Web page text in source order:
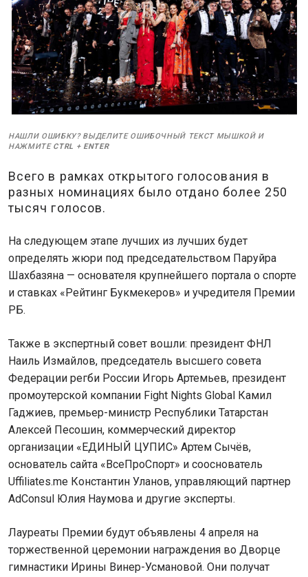
НАШЛИ ОШИБКУ? ВЫДЕЛИТЕ ОШИБОЧНЫЙ ТЕКСТ МЫШКОЙ И
НАЖМИТЕ CTRL + ENTER
Всего в рамках открытого голосования в
разных номинациях было отдано более 250
тысяч голосов.
На следующем этапе лучших из лучших будет
определять жюри под председательством Паруйра
Шахбазяна — основателя крупнейшего портала о спорте
и ставках «Рейтинг Букмекеров» и учредителя Премии
РБ.
Также в экспертный совет вошли: президент ФНЛ
Наиль Измайлов, председатель высшего совета
Федерации регби России Игорь Артемьев, президент
промоутерской компании Fight Nights Global Камил
Гаджиев, премьер-министр Республики Татарстан
Алексей Песошин, коммерческий директор
организации «ЕДИНЫЙ ЦУПИС» Артем Сычёв,
основатель сайта «ВсеПроСпорт» и сооснователь
Uffiliates.me Константин Уланов, управляющий партнер
AdConsul Юлия Наумова и другие эксперты.
Лауреаты Премии будут объявлены 4 апреля на
торжественной церемонии награждения во Дворце
гимнастики Ирины Винер-Усмановой. Они получат